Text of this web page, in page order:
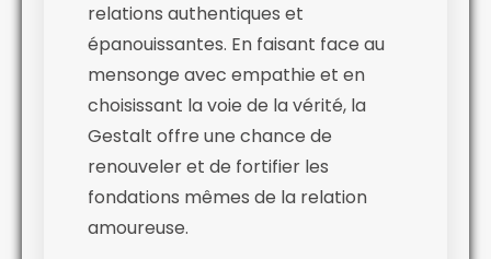
relations authentiques et
épanouissantes. En faisant face au
mensonge avec empathie et en
choisissant la voie de la vérité, la
Gestalt offre une chance de
renouveler et de fortifier les
fondations mêmes de la relation
amoureuse.